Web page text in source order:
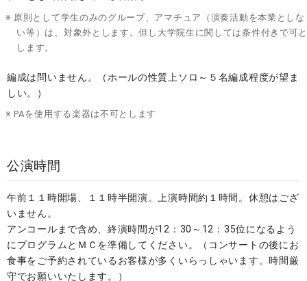
原則として学生のみのグループ、アマチュア（演奏活動を本業としな
い等）は、対象外とします。但し大学院生に関しては条件付きで可
します。
編成は問いません。（ホールの性質上ソロ～５名編成程度が望ま
しい。）
PAを使用する楽器は不可とします
公演時間
午前１１時開場、１１時半開演。上演時間約１時間。休憩はござ
いません。
アンコールまで含め、終演時間が12：30～12：35位になるよう
にプログラムとＭＣを準備してください。（コンサートの後にお
食事をご予約されているお客様が多くいらっしゃいます。時間厳
守でお願いいたします。）